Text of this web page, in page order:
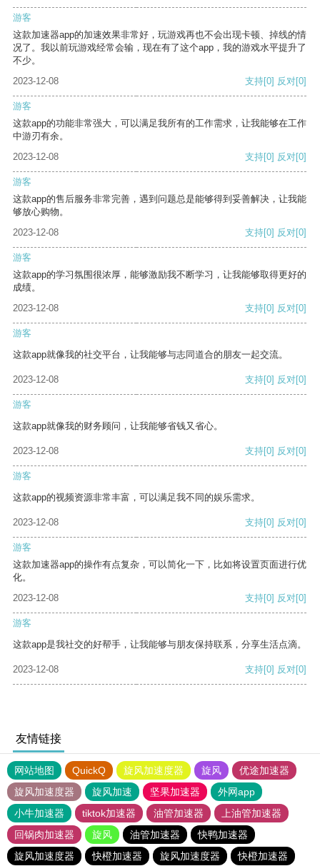
游客
这款加速器app的加速效果非常好，玩游戏再也不会出现卡顿、掉线的情
况了。我以前玩游戏经常会输，现在有了这个app，我的游戏水平提升了
不少。
2023-12-08
支持[0] 反对[0]
游客
这款app的功能非常强大，可以满足我所有的工作需求，让我能够在工作
中游刃有余。
2023-12-08
支持[0] 反对[0]
游客
这款app的售后服务非常完善，遇到问题总是能够得到妥善解决，让我能
够放心购物。
2023-12-08
支持[0] 反对[0]
游客
这款app的学习氛围很浓厚，能够激励我不断学习，让我能够取得更好的
成绩。
2023-12-08
支持[0] 反对[0]
游客
这款app就像我的社交平台，让我能够与志同道合的朋友一起交流。
2023-12-08 支持[0] 反对[0]
游客
这款app就像我的财务顾问，让我能够省钱又省心。
2023-12-08 支持[0] 反对[0]
游客
这款app的视频资源非常丰富，可以满足我不同的娱乐需求。
2023-12-08 支持[0] 反对[0]
游客
这款加速器app的操作有点复杂，可以简化一下，比如将设置页面进行优
化。
2023-12-08
支持[0] 反对[0]
游客
这款app是我社交的好帮手，让我能够与朋友保持联系，分享生活点滴。
2023-12-08 支持[0] 反对[0]
友情链接
网站地图 QuickQ 旋风加速度器 旋风
优途加速器
旋风加速度器
旋风加速 坚果加速器
外网app
小牛加速器
tiktok加速器 油管加速器
上油管加速器
回锅肉加速器
旋风 油管加速器
快鸭加速器
旋风加速度器
快橙加速器 旋风加速度器 快橙加速器